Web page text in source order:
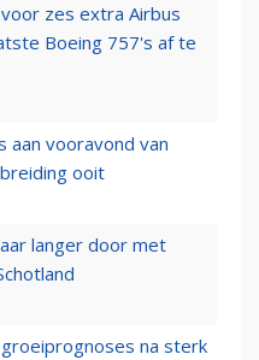
zes extra Airbus
Boeing 757's af te
aan vooravond van
ooit
langer door met
na sterk